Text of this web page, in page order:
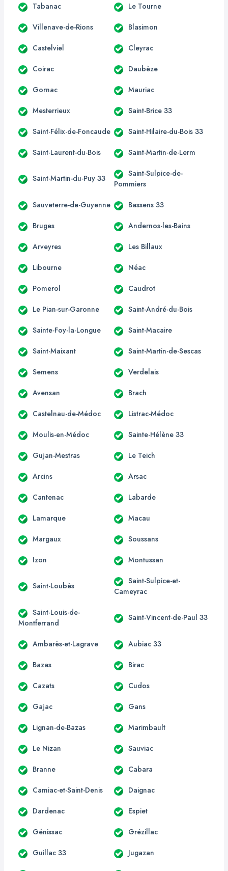
Tabanac Le Tourne
Villenave-de-Rions Blasimon
Castelviel Cleyrac
Coirac Daubèze
Gornac Mauriac
Mesterrieux Saint-Brice 33
Saint-Félix-de-Foncaude Saint-Hilaire-du-Bois 33
Saint-Laurent-du-Bois Saint-Martin-de-Lerm
Saint-Martin-du-Puy 33
Saint-Sulpice-de-
Pommiers
Sauveterre-de-Guyenne Bassens 33
Bruges Andernos-les-Bains
Arveyres Les Billaux
Libourne Néac
Pomerol Caudrot
Le Pian-sur-Garonne Saint-André-du-Bois
Sainte-Foy-la-Longue Saint-Macaire
Saint-Maixant Saint-Martin-de-Sescas
Semens Verdelais
Avensan Brach
Castelnau-de-Médoc Listrac-Médoc
Moulis-en-Médoc Sainte-Hélène 33
Gujan-Mestras Le Teich
Arcins Arsac
Cantenac Labarde
Lamarque Macau
Margaux Soussans
Izon Montussan
Saint-Loubès
Saint-Sulpice-et-
Cameyrac
Saint-Louis-de-
Montferrand
Saint-Vincent-de-Paul 33
Ambarès-et-Lagrave Aubiac 33
Bazas Birac
Cazats Cudos
Gajac Gans
Lignan-de-Bazas Marimbault
Le Nizan Sauviac
Branne Cabara
Camiac-et-Saint-Denis Daignac
Dardenac Espiet
Génissac Grézillac
Guillac 33 Jugazan